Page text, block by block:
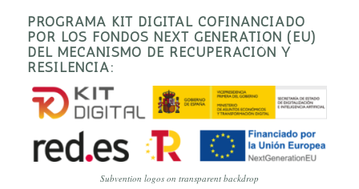
PROGRAMA KIT DIGITAL COFINANCIADO
POR LOS FONDOS NEXT GENERATION (EU)
DEL MECANISMO DE RECUPERACIÓN Y
RESILENCIA:
Subvention logos on transparent backdrop